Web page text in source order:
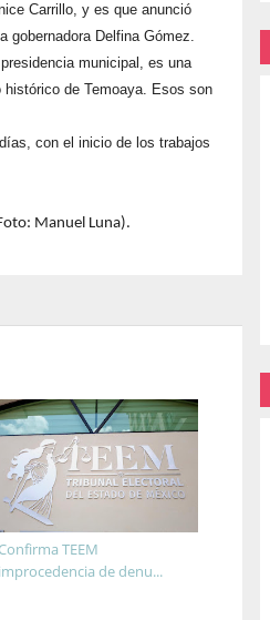
Carrillo, y es que anunció
gobernadora Delfina Gómez.
municipal, es una
de Temoaya. Esos son
con el inicio de los trabajos
Manuel Luna).
Confirma TEEM
improcedencia de denu...